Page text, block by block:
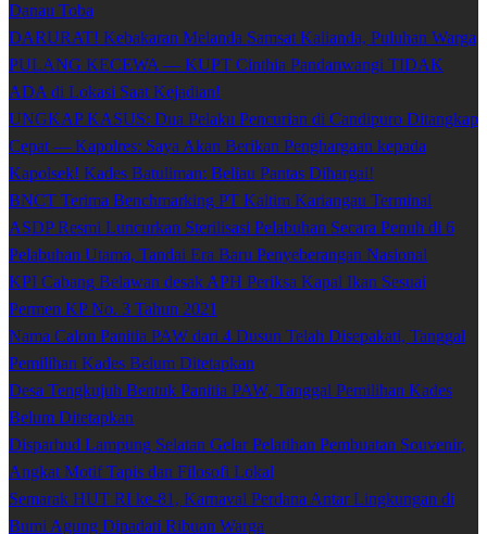
Danau Toba
DARURAT! Kebakaran Melanda Samsat Kalianda, Puluhan Warga
PULANG KECEWA — KUPT Cinthia Pandanwangi TIDAK
ADA di Lokasi Saat Kejadian!
UNGKAP KASUS: Dua Pelaku Pencurian di Candipuro Ditangkap
Cepat — Kapolres: Saya Akan Berikan Penghargaan kepada
Kapolsek! Kades Batuliman: Beliau Pantas Dihargai!
BNCT Terima Benchmarking PT Kaltim Kariangau Terminal
ASDP Resmi Luncurkan Sterilisasi Pelabuhan Secara Penuh di 6
Pelabuhan Utama, Tandai Era Baru Penyeberangan Nasional
KPI Cabang Belawan desak APH Periksa Kapal Ikan Sesuai
Permen KP No. 3 Tahun 2021
Nama Calon Panitia PAW dari 4 Dusun Telah Disepakati, Tanggal
Pemilihan Kades Belum Ditetapkan
Desa Tengkujuh Bentuk Panitia PAW, Tanggal Pemilihan Kades
Belum Ditetapkan
Disparbud Lampung Selatan Gelar Pelatihan Pembuatan Souvenir,
Angkat Motif Tapis dan Filosofi Lokal
Semarak HUT RI ke-81, Karnaval Perdana Antar Lingkungan di
Bumi Agung Dipadati Ribuan Warga